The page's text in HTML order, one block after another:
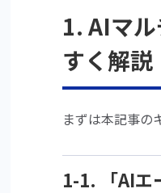
1. AIマ
すく解説
まずは本記事の
1-1. 「AIエ